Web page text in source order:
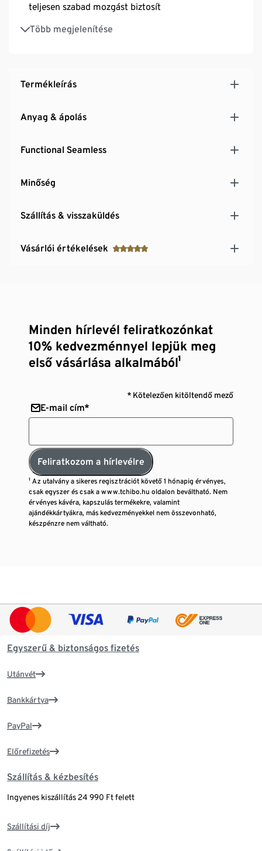
teljesen szabad mozgást biztosít
Több megjelenítése
3 fokozatban állítható SoftSeal® kapcsos zárórész,
melynek szélessége arányosan igazodik a
Termékleírás
Anyag & ápolás
Functional Seamless
Minőség
Szállítás & visszaküldés
Vásárlói értékelések
Minden hírlevél feliratkozónkat
10% kedvezménnyel lepjük meg
első vásárlása alkalmából¹
* Kötelezően kitöltendő mező
E-mail cím*
Feliratkozom a hírlevélre
¹ Az utalvány a sikeres regisztrációt követő 1 hónapig érvényes,
csak egyszer és csak a www.tchibo.hu oldalon beváltható. Nem
érvényes kávéra, kapszulás termékekre, valamint
ajándékkártyákra, más kedvezményekkel nem összevonható,
készpénzre nem váltható.
Egyszerű & biztonságos fizetés
Utánvét
Bankkártya
PayPal
Előrefizetés
Szállítás & kézbesítés
Ingyenes kiszállítás 24 990 Ft felett
Szállítási díj